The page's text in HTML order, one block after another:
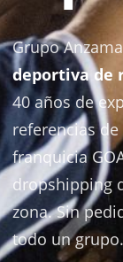
Grupo
deportiva de
40 años de
referencias
franquicia
dropshipping
zona. Sin
todo un grupo.